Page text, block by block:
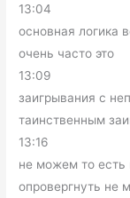
13:04
основная логика
очень часто это
13:09
заигрывания с
таинственным
13:16
не можем то есть
опровергнуть не